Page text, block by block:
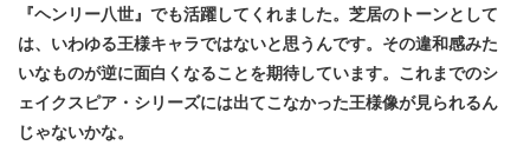
『ヘンリー八世』でも活躍してくれました。芝居のトーンとして
は、いわゆる王様キャラではないと思うんです。その違和感みた
いなものが逆に面白くなることを期待しています。これまでのシ
ェイクスピア・シリーズには出てこなかった王様像が見られるん
じゃないかな。